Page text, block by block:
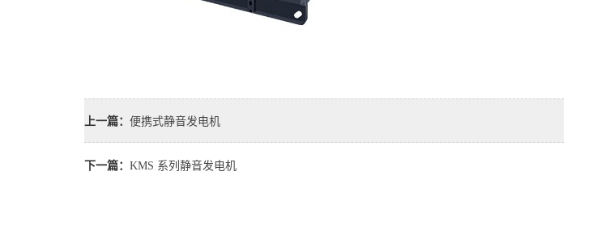
上一篇： 便携式静音发电机
下一篇： KMS 系列静音发电机